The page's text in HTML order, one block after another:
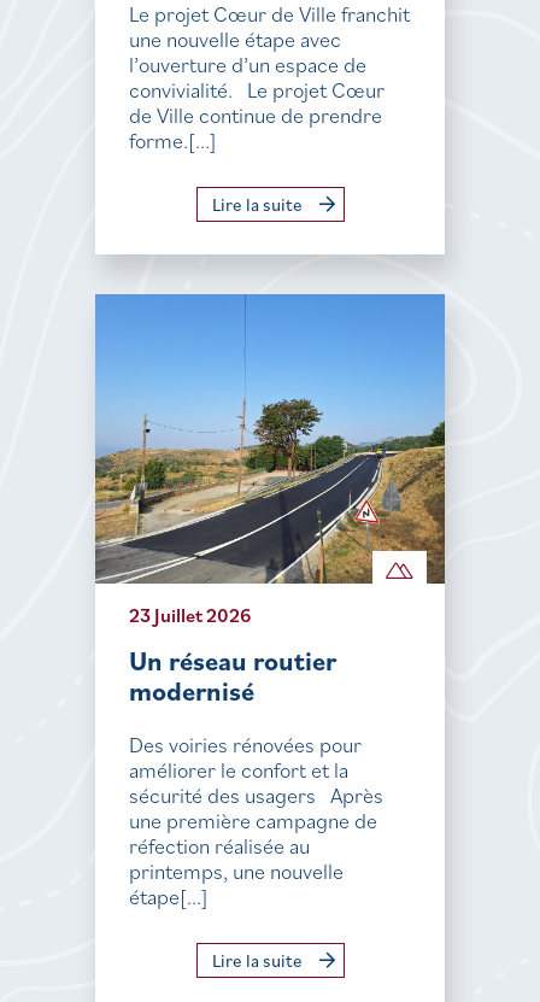
Le projet Cœur de Ville franchit
une nouvelle étape avec
l’ouverture d’un espace de
convivialité. Le projet Cœur
de Ville continue de prendre
forme.[...]
Lire la suite
23 Juillet 2026
Un réseau routier
modernisé
Des voiries rénovées pour
améliorer le confort et la
sécurité des usagers Après
une première campagne de
réfection réalisée au
printemps, une nouvelle
étape[...]
Lire la suite